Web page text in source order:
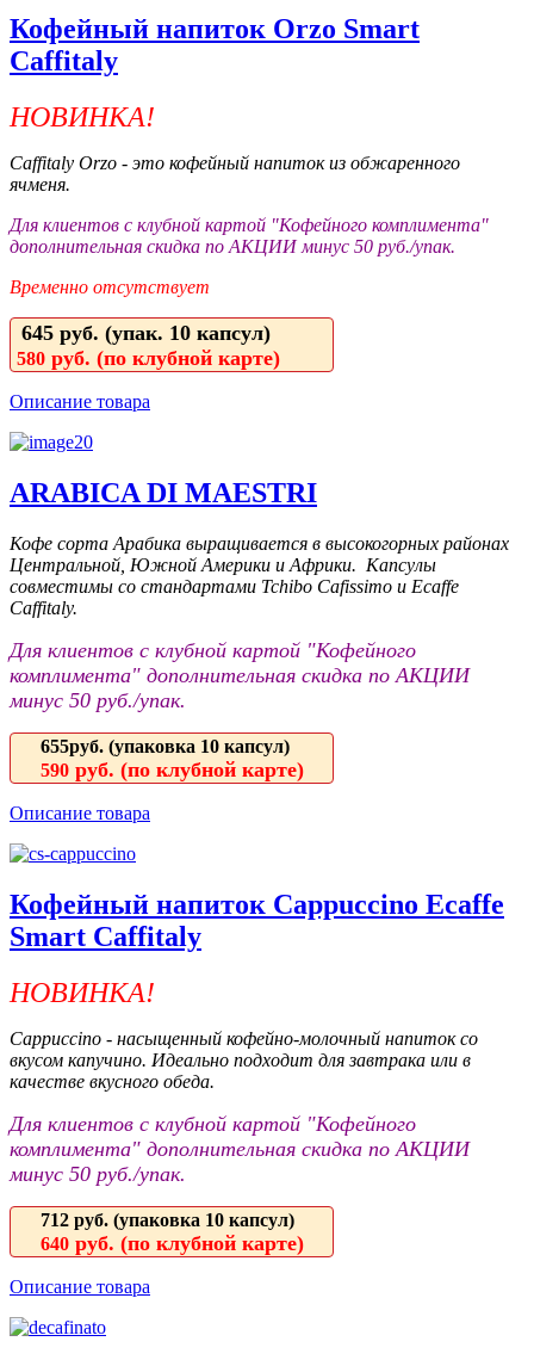
Кофейный напиток Orzo Smart
Caffitaly
НОВИНКА!
Caffitaly Orzo - это кофейный напиток из обжаренного
ячменя.
Для клиентов с клубной картой "Кофейного комплимента"
дополнительная скидка по АКЦИИ минус 50 руб./упак.
Временно отсутствует
645 руб. (упак. 10 капсул)
580 руб. (по клубной карте)
Описание товара
ARABICA DI MAESTRI
Кофе сорта Арабика выращивается в высокогорных районах
Центральной, Южной Америки и Африки. Капсулы
совместимы со стандартами Tchibo Cafissimo и Ecaffe
Caffitaly.
Для клиентов с клубной картой "Кофейного
комплимента" дополнительная скидка по АКЦИИ
минус 50 руб./упак.
655руб. (упаковка 10 капсул)
590 руб. (по клубной карте)
Описание товара
Кофейный напиток Cappuccino Ecaffe
Smart Caffitaly
НОВИНКА!
Cappuccino - насыщенный кофейно-молочный напиток со
вкусом капучино. Идеально подходит для завтрака или в
качестве вкусного обеда.
Для клиентов с клубной картой "Кофейного
комплимента" дополнительная скидка по АКЦИИ
минус 50 руб./упак.
712 руб. (упаковка 10 капсул)
640 руб. (по клубной карте)
Описание товара